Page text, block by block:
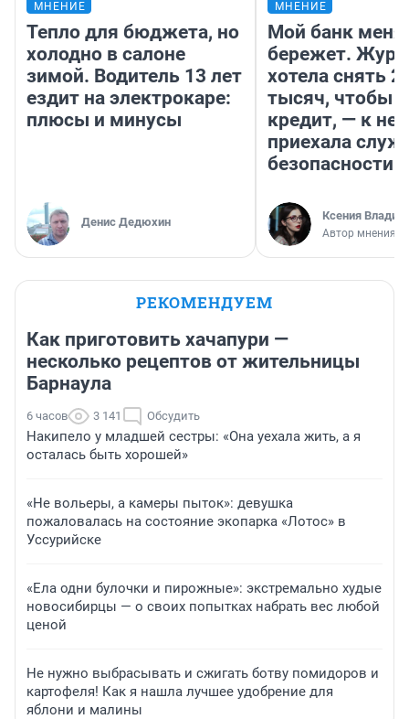
МНЕНИЕ
Тепло для бюджета, но
холодно в салоне
зимой. Водитель 13 лет
ездит на электрокаре:
плюсы и минусы
Денис Дедюхин
МНЕНИЕ
Мой банк меня
бережет.
хотела снять
тысяч, чтобы
кредит, — к
приехала
безопасности
Ксения
Автор мнения
РЕКОМЕНДУЕМ
Как приготовить хачапури —
несколько рецептов от жительницы
Барнаула
6 часов 3 141 Обсудить
Накипело у младшей сестры: «Она уехала жить, а я
осталась быть хорошей»
«Не вольеры, а камеры пыток»: девушка
пожаловалась на состояние экопарка «Лотос» в
Уссурийске
«Ела одни булочки и пирожные»: экстремально худые
новосибирцы — о своих попытках набрать вес любой
ценой
Не нужно выбрасывать и сжигать ботву помидоров и
картофеля! Как я нашла лучшее удобрение для
яблони и малины